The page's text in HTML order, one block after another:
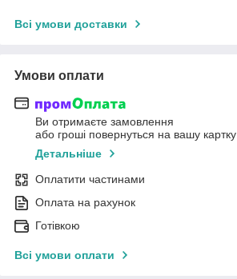
Всі умови доставки
Умови оплати
Ви отримаєте замовлення
або гроші повернуться на вашу картку
Детальніше
Оплатити частинами
Оплата на рахунок
Готівкою
Всі умови оплати